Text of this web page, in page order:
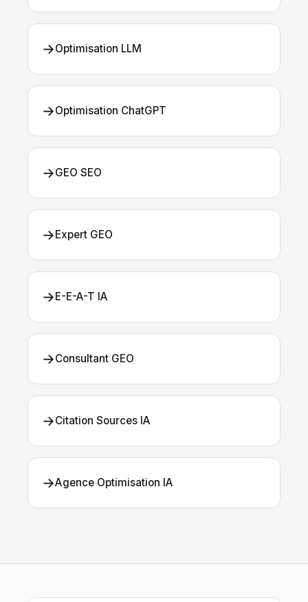
→Optimisation LLM
→Optimisation ChatGPT
→GEO SEO
→Expert GEO
→E-E-A-T IA
→Consultant GEO
→Citation Sources IA
→Agence Optimisation IA